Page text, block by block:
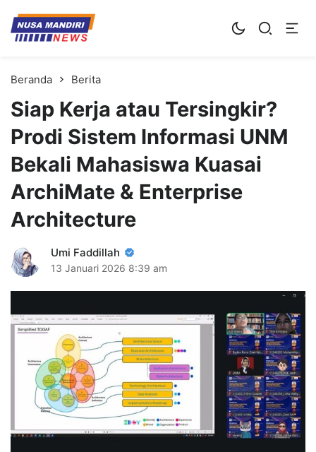
Kampus Digital Bisnis
Universitas Nusa Mandiri
Beranda Berita
Siap Kerja atau Tersingkir?
Prodi Sistem Informasi UNM
Bekali Mahasiswa Kuasai
ArchiMate & Enterprise
Architecture
Umi Faddillah
13 Januari 2026 8:39 am